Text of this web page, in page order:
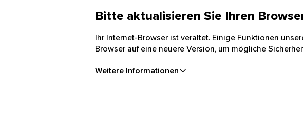
Bitte aktualisieren Sie Ihren
Ihr Internet-Browser ist veraltet. Einige Funktionen
Browser auf eine neuere Version, um mögliche
Weitere Informationen